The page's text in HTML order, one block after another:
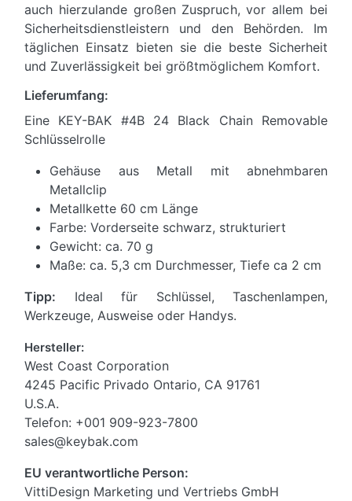
auch hierzulande großen Zuspruch, vor allem bei
Sicherheitsdienstleistern und den Behörden. Im
täglichen Einsatz bieten sie die beste Sicherheit
und Zuverlässigkeit bei größtmöglichem Komfort.
Lieferumfang:
Eine KEY-BAK #4B 24 Black Chain Removable
Schlüsselrolle
Gehäuse aus Metall mit abnehmbaren
Metallclip
Metallkette 60 cm Länge
Farbe: Vorderseite schwarz, strukturiert
Gewicht: ca. 70 g
Maße: ca. 5,3 cm Durchmesser, Tiefe ca 2 cm
Tipp: Ideal für Schlüssel, Taschenlampen,
Werkzeuge, Ausweise oder Handys.
Hersteller:
West Coast Corporation
4245 Pacific Privado Ontario, CA 91761
U.S.A.
Telefon: +001 909-923-7800
sales@keybak.com
EU verantwortliche Person:
VittiDesign Marketing und Vertriebs GmbH